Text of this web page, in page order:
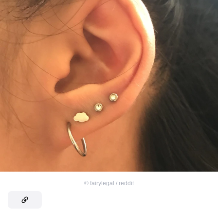
© fairylegal / reddit